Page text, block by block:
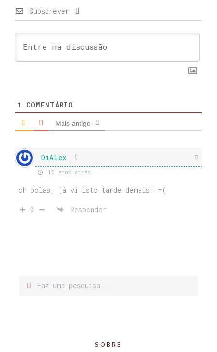
Subscrever
1 COMENTÁRIO
Mais antigo
DiAlex
15 anos atrás
oh bolas, já vi isto tarde demais! =(
0 Responder
SOBRE